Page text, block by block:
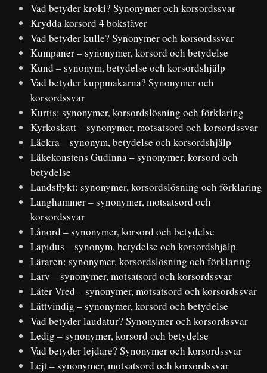
Vad betyder kroki? Synonymer och korsordssvar
Krydda korsord 4 bokstäver
Vad betyder kulle? Synonymer och korsordssvar
Kumpaner – synonymer, korsord och betydelse
Kund – synonym, betydelse och korsordshjälp
Vad betyder kuppmakarna? Synonymer och
korsordssvar
Kurtis: synonymer, korsordslösning och förklaring
Kyrkoskatt – synonymer, motsatsord och korsordssvar
Läckra – synonym, betydelse och korsordshjälp
Läkekonstens Gudinna – synonymer, korsord och
betydelse
Landsflykt: synonymer, korsordslösning och förklaring
Langhammer – synonymer, motsatsord och
korsordssvar
Lånord – synonymer, korsord och betydelse
Lapidus – synonym, betydelse och korsordshjälp
Läraren: synonymer, korsordslösning och förklaring
Larv – synonymer, motsatsord och korsordssvar
Låter Vred – synonymer, motsatsord och korsordssvar
Lättvindig – synonymer, korsord och betydelse
Vad betyder laudatur? Synonymer och korsordssvar
Ledig – synonymer, korsord och betydelse
Vad betyder lejdare? Synonymer och korsordssvar
Lejt – synonymer, motsatsord och korsordssvar